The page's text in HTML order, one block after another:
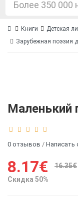
Книги Детская
Зарубежная поэзия
Маленький
0 отзывов / Написать
8.17€
16.35€
Скидка 50%